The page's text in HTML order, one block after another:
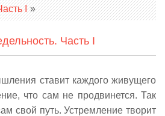
I »
Часть I
ставит каждого живущего
что сам не продвинется. Так
свой путь. Устремление творит